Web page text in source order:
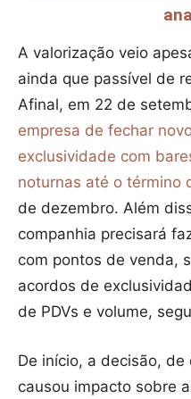
A valorização veio
ainda que passível de
Afinal, em 22 de
empresa de fechar
exclusividade com
noturnas até o término
de dezembro. Além
companhia precisará
com pontos de venda,
acordos de
de PDVs e volume,
De início, a decisão,
causou impacto sobre